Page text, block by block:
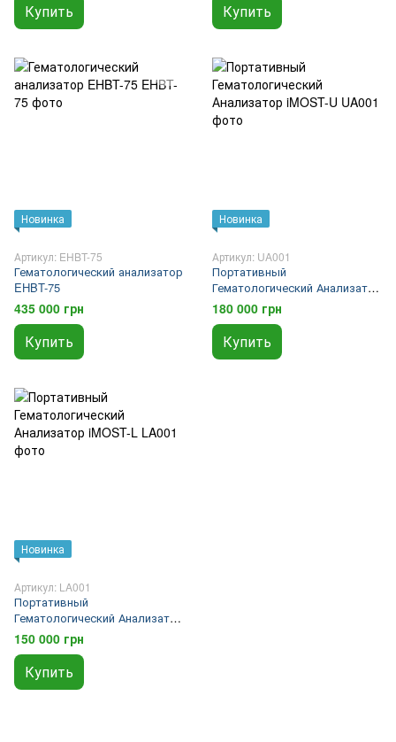
Купить Купить
Новинка
Артикул: EHBT-75
Гематологический анализатор
EHBT-75
435 000 грн
Купить
Новинка
Артикул: UA001
Портативный
Гематологический Анализатор
iMOST-U
180 000 грн
Купить
Новинка
Артикул: LA001
Портативный
Гематологический Анализатор
iMOST-L
150 000 грн
Купить